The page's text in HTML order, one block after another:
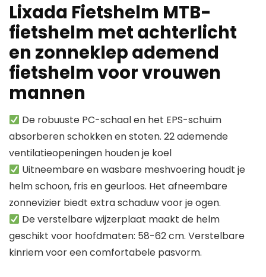
Lixada Fietshelm MTB-
fietshelm met achterlicht
en zonneklep ademend
fietshelm voor vrouwen
mannen
De robuuste PC-schaal en het EPS-schuim
absorberen schokken en stoten. 22 ademende
ventilatieopeningen houden je koel
Uitneembare en wasbare meshvoering houdt je
helm schoon, fris en geurloos. Het afneembare
zonnevizier biedt extra schaduw voor je ogen.
De verstelbare wijzerplaat maakt de helm
geschikt voor hoofdmaten: 58-62 cm. Verstelbare
kinriem voor een comfortabele pasvorm.